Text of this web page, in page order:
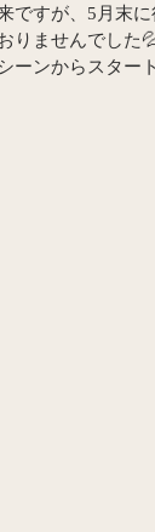
ですが、5月末
りませんでした
ーンからスター